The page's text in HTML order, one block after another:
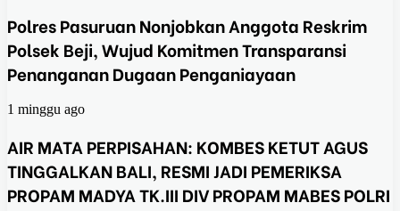
Polres Pasuruan Nonjobkan Anggota Reskrim
Polsek Beji, Wujud Komitmen Transparansi
Penanganan Dugaan Penganiayaan
1 minggu ago
AIR MATA PERPISAHAN: KOMBES KETUT AGUS
TINGGALKAN BALI, RESMI JADI PEMERIKSA
PROPAM MADYA TK.III DIV PROPAM MABES POLRI